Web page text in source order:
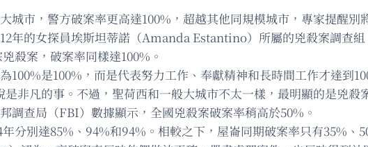
城市，警方破案率更高達100%，超越其他同規模城市，專家提醒別
年的女探員埃斯坦蒂諾（Amanda Estantino）所屬的兇殺案調查
殺案，破案率同樣達100%。
100%是100%，而是代表努力工作、奉獻精神和長時間工作才達到
非凡的事。不過，聖荷西和一般大城市不太一樣，最明顯的是兇
調查局（FBI）數據顯示，全國兇殺案破案率稍高於50%。
分別達85%、94%和94%。相較之下，屋崙同期破案率只有35%、